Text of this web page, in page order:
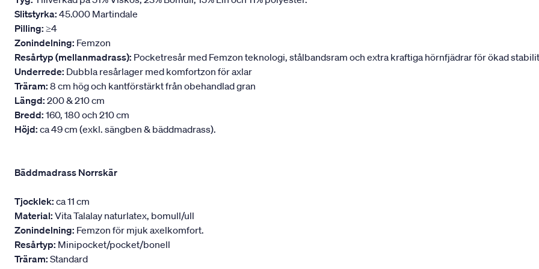
Slitstyrka: 45.000 Martindale
Pilling: ≥4
Zonindelning: Femzon
Resårtyp (mellanmadrass): Pocketresår med Femzon teknologi, stålbandsram och extra kraftiga hörnfjädrar för ökad
Underrede: Dubbla resårlager med komfortzon för axlar
Träram: 8 cm hög och kantförstärkt från obehandlad gran
Längd: 200 & 210 cm
Bredd: 160, 180 och 210 cm
Höjd: ca 49 cm (exkl. sängben & bäddmadrass).
Bäddmadrass Norrskär
Tjocklek: ca 11 cm
Material: Vita Talalay naturlatex, bomull/ull
Zonindelning: Femzon för mjuk axelkomfort.
Resårtyp: Minipocket/pocket/bonell
Träram: Standard